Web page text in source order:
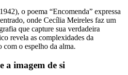
o poema “Encomenda” expressa
onde Cecília Meireles faz um
que capture sua verdadeira
revela as complexidades da
com o espelho da alma.
a imagem de si